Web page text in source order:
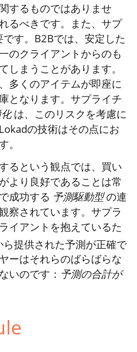
するものではありませ
るべきです。また、サプ
す。B2Bでは、安定した
のクライアントからのも
しまうことがあります。
多くのアイテムが即座に
となります。サプライチ
は、このリスクを考慮に
の技術はその点にお
。
るという観点では、買い
より良好であることは常
成功する 予測駆動型の連
察されています。サプラ
イアントを抱えているた
提供された予測が正確で
ーはそれらのばらばらな
いのです： 予測の合計が